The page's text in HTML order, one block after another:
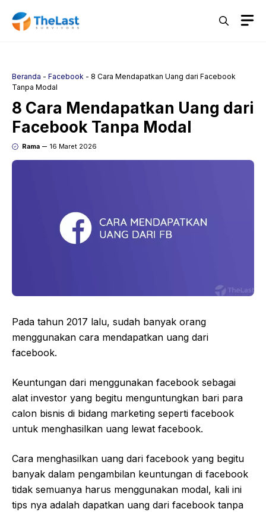
Beranda - Facebook - 8 Cara Mendapatkan Uang dari Facebook
Tanpa Modal
8 Cara Mendapatkan Uang dari
Facebook Tanpa Modal
Rama 16 Maret 2026
Pada tahun 2017 lalu, sudah banyak orang
menggunakan cara mendapatkan uang dari
facebook.
Keuntungan dari menggunakan facebook sebagai
alat investor yang begitu menguntungkan bari para
calon bisnis di bidang marketing seperti facebook
untuk menghasilkan uang lewat facebook.
Cara menghasilkan uang dari facebook yang begitu
banyak dalam pengambilan keuntungan di facebook
tidak semuanya harus menggunakan modal, kali ini
tips nya adalah dapatkan uang dari facebook tanpa